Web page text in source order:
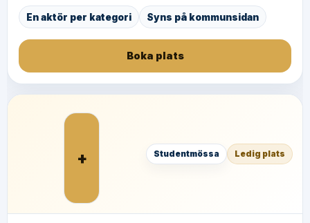
En aktör per kategori Syns på kommunsidan
Boka plats
+ Studentmössa Ledig plats